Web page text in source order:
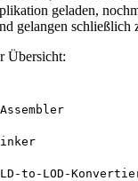
geladen,
gelangen schließlich
Übersicht:
to-LOD-